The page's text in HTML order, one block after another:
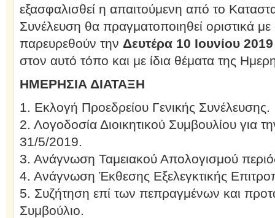
εξασφαλισθεί η απαιτούμενη από το
Συνέλευση θα πραγματοποιηθεί οριστικά
παρευρεθούν την Δευτέρα 10 Ιουνίου 2019
στον αυτό τόπο και με ίδια θέματα της
ΗΜΕΡΗΣΙΑ ΔΙΑΤΑΞΗ
1. Εκλογή Προεδρείου Γενικής Συνέλευσης.
2. Λογοδοσία Διοικητικού Συμβουλίου για
31/5/2019.
3. Ανάγνωση Ταμειακού Απολογισμού
4. Ανάγνωση Έκθεσης Εξελεγκτικής
5. Συζήτηση επί των πεπραγμένων και
Συμβούλιο.